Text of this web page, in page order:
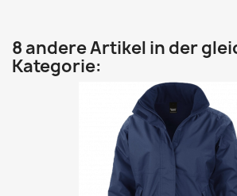
8 andere Artikel in der
Kategorie: